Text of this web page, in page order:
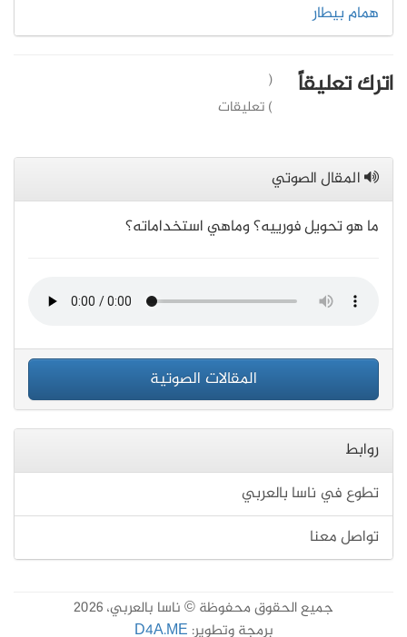
همام بيطار
اترك تعليقاً
(
) تعليقات
المقال الصوتي
ما هو تحويل فورييه؟ وماهي استخداماته؟
المقالات الصوتية
روابط
تطوع في ناسا بالعربي
تواصل معنا
جميع الحقوق محفوظة © ناسا بالعربي، 2026
برمجة وتطوير: D4A.ME